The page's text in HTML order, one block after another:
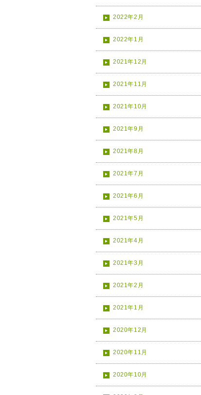
2022年2月
2022年1月
2021年12月
2021年11月
2021年10月
2021年9月
2021年8月
2021年7月
2021年6月
2021年5月
2021年4月
2021年3月
2021年2月
2021年1月
2020年12月
2020年11月
2020年10月